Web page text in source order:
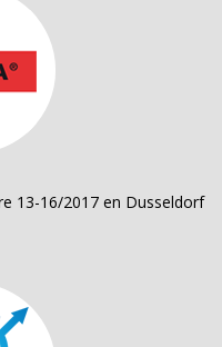
13-16/2017 en Dusseldorf